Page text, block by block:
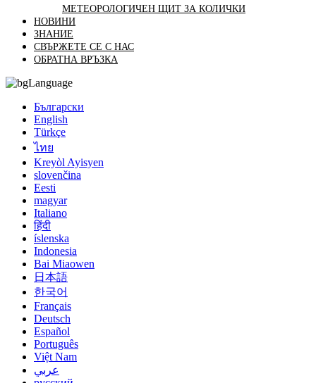
МЕТЕОРОЛОГИЧЕН ЩИТ ЗА КОЛИЧКИ
НОВИНИ
ЗНАНИЕ
СВЪРЖЕТЕ СЕ С НАС
ОБРАТНА ВРЪЗКА
Language
Български
English
Türkçe
ไทย
Kreyòl Ayisyen
slovenčina
Eesti
magyar
Italiano
हिंदी
íslenska
Indonesia
Bai Miaowen
日本語
한국어
Français
Deutsch
Español
Português
Việt Nam
عربي